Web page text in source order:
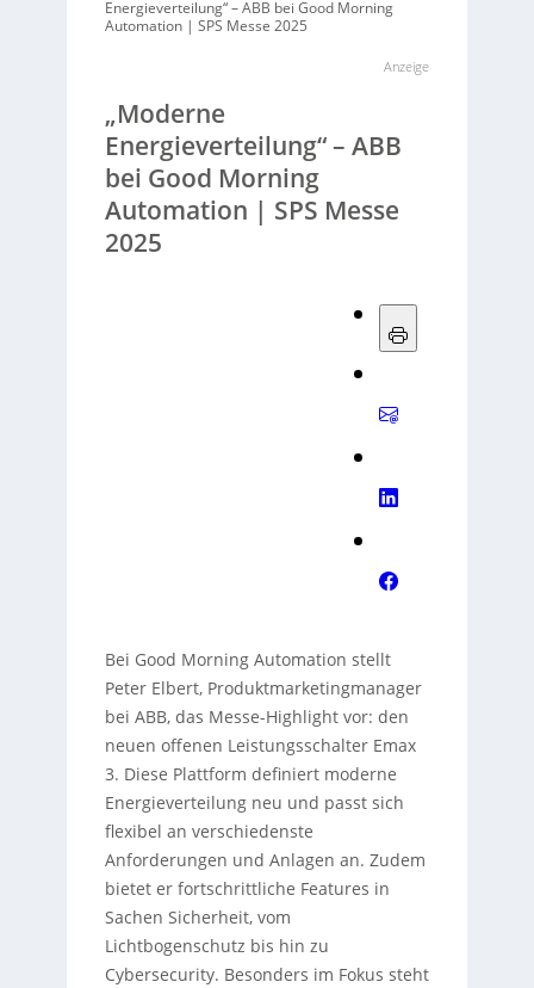
Energieverteilung“ – ABB bei Good Morning
Automation | SPS Messe 2025
Anzeige
„Moderne
Energieverteilung“ – ABB
bei Good Morning
Automation | SPS Messe
2025
Bei Good Morning Automation stellt
Peter Elbert, Produktmarketingmanager
bei ABB, das Messe-Highlight vor: den
neuen offenen Leistungsschalter Emax
3. Diese Plattform definiert moderne
Energieverteilung neu und passt sich
flexibel an verschiedenste
Anforderungen und Anlagen an. Zudem
bietet er fortschrittliche Features in
Sachen Sicherheit, vom
Lichtbogenschutz bis hin zu
Cybersecurity. Besonders im Fokus steht